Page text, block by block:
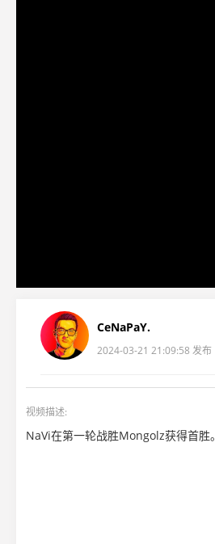
CeNaPaY.
2024-03-21 21:09:58 发布
视频描述:
NaVi在第一轮战胜Mongolz获得首胜。